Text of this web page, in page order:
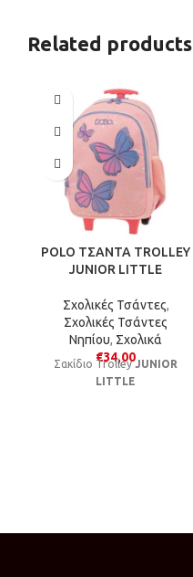
Related products
POLO ΤΣΑΝΤΑ TROLLEY
JUNIOR LITTLE
Σχολικές Τσάντες,
Σχολικές Τσάντες
Νηπίου, Σχολικά
€34,00
Σακίδιο TrolleyJUNIOR
LITTLE